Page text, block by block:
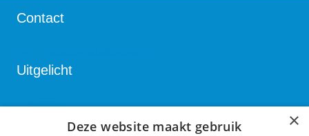
Contact
Uitgelicht
Bedrijven
Verenigingen ×
Deze website maakt gebruik